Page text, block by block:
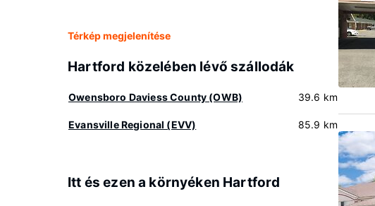
Térkép megjelenítése
Hartford közelében lévő szállodák
Owensboro Daviess County (OWB) 39.6 km
Evansville Regional (EVV) 85.9 km
Itt és ezen a környéken Hartford